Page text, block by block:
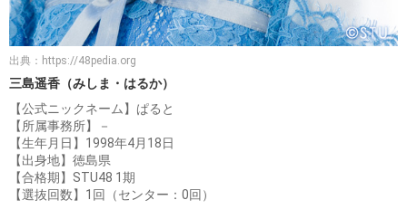
出典： https://48pedia.org
三島遥香（みしま・はるか）
【公式ニックネーム】ぱると
【所属事務所】－
【生年月日】1998年4月18日
【出身地】徳島県
【合格期】STU48 1期
【選抜回数】1回（センター：0回）